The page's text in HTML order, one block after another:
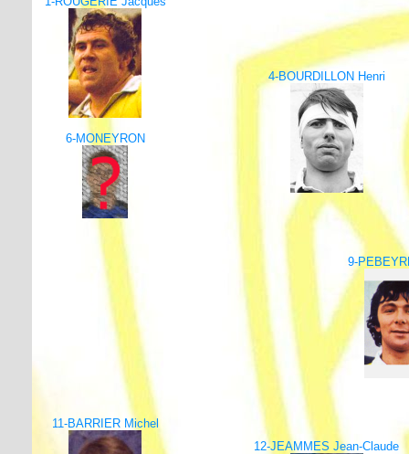
4-BOURDILLON Henri
6-MONEYRON
9-
11-BARRIER Michel
12-JEAMMES Jean-Claude